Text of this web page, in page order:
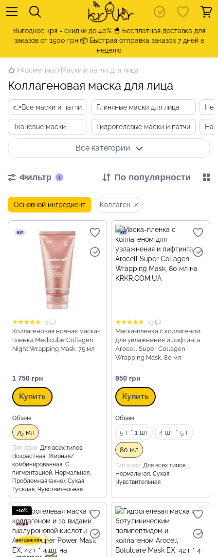
Выгодное кря - скидки до 40% 🐣 Бесплатная доставка для
заказов от 1500 грн 📦 Быстрая отправка заказов 7 дней в
неделю
Косметика Маски и патчи для лица
Коллагеновая маска для лица
👉Все маски и патчи
Тканевые маски
Глиняные маски для лица
Гидрогелевые маски и патчи
Все категории
Фильтр 1 По популярности
Основной ингредиент Коллаген
3
Коллагеновая ночная маска-
пленка Medicube Collagen
Night Wrapping Mask, 75 мл
1 750 грн
Купить
Объем
75 мл
Тип кожи Для всех типов,
Возрастная, Жирная/
комбинированная, С
пигментацией, Нормальная,
Проблемная (акне), Сухая,
Тусклая, Чувствительная
13
Маска-пленка с коллагеном
для увлажнения и лифтинга
Arocell Super Collagen
Wrapping Mask, 80 мл
950 грн
Купить
Объем
5 г * 1 шт 4 шт * 5 г
80 мл
Тип кожи Для всех типов,
Нормальная, Сухая,
Чувствительная
−10%